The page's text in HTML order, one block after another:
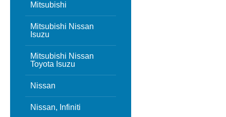
Mitsubishi
Mitsubishi Nissan
Isuzu
Mitsubishi Nissan
Toyota Isuzu
Nissan
Nissan, Infiniti